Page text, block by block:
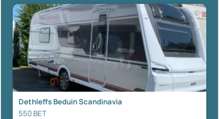
Dethleffs Beduin Scandinavia
550 BET